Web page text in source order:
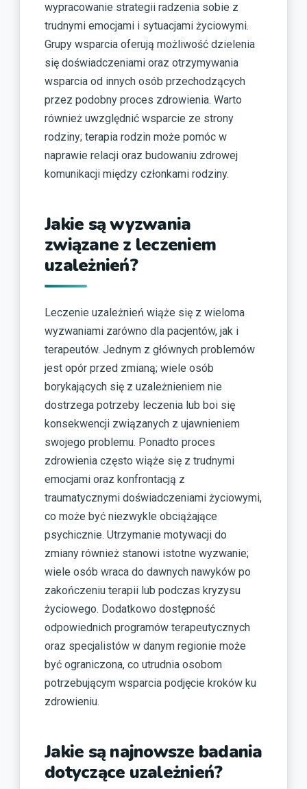
wypracowanie strategii radzenia sobie z
trudnymi emocjami i sytuacjami życiowymi.
Grupy wsparcia oferują możliwość dzielenia
się doświadczeniami oraz otrzymywania
wsparcia od innych osób przechodzących
przez podobny proces zdrowienia. Warto
również uwzględnić wsparcie ze strony
rodziny; terapia rodzin może pomóc w
naprawie relacji oraz budowaniu zdrowej
komunikacji między członkami rodziny.
Jakie są wyzwania
związane z leczeniem
uzależnień?
Leczenie uzależnień wiąże się z wieloma
wyzwaniami zarówno dla pacjentów, jak i
terapeutów. Jednym z głównych problemów
jest opór przed zmianą; wiele osób
borykających się z uzależnieniem nie
dostrzega potrzeby leczenia lub boi się
konsekwencji związanych z ujawnieniem
swojego problemu. Ponadto proces
zdrowienia często wiąże się z trudnymi
emocjami oraz konfrontacją z
traumatycznymi doświadczeniami życiowymi,
co może być niezwykle obciążające
psychicznie. Utrzymanie motywacji do
zmiany również stanowi istotne wyzwanie;
wiele osób wraca do dawnych nawyków po
zakończeniu terapii lub podczas kryzysu
życiowego. Dodatkowo dostępność
odpowiednich programów terapeutycznych
oraz specjalistów w danym regionie może
być ograniczona, co utrudnia osobom
potrzebującym wsparcia podjęcie kroków ku
zdrowieniu.
Jakie są najnowsze badania
dotyczące uzależnień?